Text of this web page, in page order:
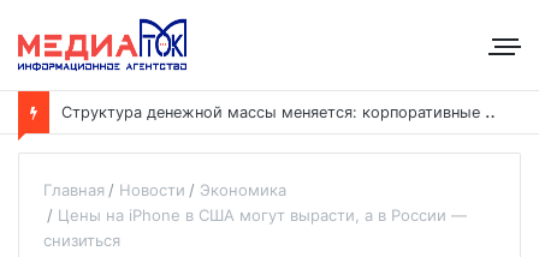
С
труктура денежной массы меняется: корпоративные депозиты обогнали вклады населения
Главная Новости
Экономика
Цены на iPhone в США могут вырасти, а в России —
снизиться